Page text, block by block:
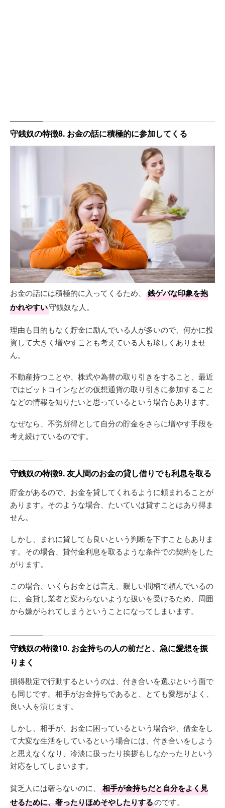
守銭奴の特徴8. お金の話に積極的に参加してくる
お金の話には積極的に入ってくるため、
銭ゲバな印象を抱
かれやすい守銭奴な人。
理由も目的もなく貯金に励んでいる人が多いので、何かに投
資して大きく増やすことも考えている人も珍しくありませ
ん。
不動産持つことや、株式や為替の取り引きをすること、最近
ではビットコインなどの仮想通貨の取り引きに参加すること
などの情報を知りたいと思っているという場合もあります。
なぜなら、不労所得として自分の貯金をさらに増やす手段を
考え続けているのです。
守銭奴の特徴9. 友人間のお金の貸し借りでも利息を取る
貯金があるので、お金を貸してくれるように頼まれることが
あります。そのような場合、たいていは貸すことはあり得ま
せん。
しかし、まれに貸しても良いという判断を下すこともありま
す。その場合、貸付金利息を取るような条件での契約をした
がります。
この場合、いくらお金とは言え、親しい間柄で頼んでいるの
に、金貸し業者と変わらないような扱いを受けるため、周囲
から嫌がられてしまうということになってしまいます。
守銭奴の特徴10. お金持ちの人の前だと、急に愛想を振
りまく
損得勘定で行動するというのは、付き合いを選ぶという面で
も同じです。相手がお金持ちであると、とても愛想がよく、
良い人を演じます。
しかし、相手が、お金に困っているという場合や、借金をし
て大変な生活をしているという場合には、付き合いをしよう
と思えなくなり、冷淡に扱ったり挨拶もしなかったりという
対応をしてしまいます。
貧乏人には奢らないのに、
相手が金持ちだと自分をよく見
せるために、奢ったりほめそやしたりするのです。